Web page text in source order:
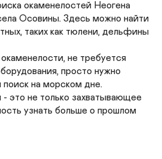
окаменелостей Неогена
Осовины. Здесь можно найти
таких как тюлени, дельфины
не требуется
просто нужно
на морском дне.
- это не только захватывающее
узнать больше о прошлом